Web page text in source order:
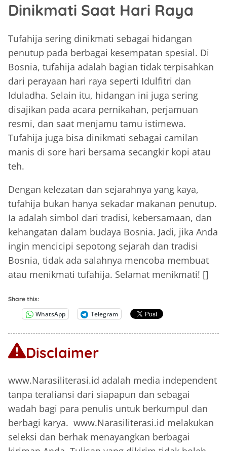
Dinikmati Saat Hari Raya
Tufahija sering dinikmati sebagai hidangan
penutup pada berbagai kesempatan spesial. Di
Bosnia, tufahija adalah bagian tidak terpisahkan
dari perayaan hari raya seperti Idulfitri dan
Iduladha. Selain itu, hidangan ini juga sering
disajikan pada acara pernikahan, perjamuan
resmi, dan saat menjamu tamu istimewa.
Tufahija juga bisa dinikmati sebagai camilan
manis di sore hari bersama secangkir kopi atau
teh.
Dengan kelezatan dan sejarahnya yang kaya,
tufahija bukan hanya sekadar makanan penutup.
Ia adalah simbol dari tradisi, kebersamaan, dan
kehangatan dalam budaya Bosnia. Jadi, jika Anda
ingin mencicipi sepotong sejarah dan tradisi
Bosnia, tidak ada salahnya mencoba membuat
atau menikmati tufahija. Selamat menikmati! []
Share this:
WhatsApp Telegram
Disclaimer
www.Narasiliterasi.id adalah media independent
tanpa teraliansi dari siapapun dan sebagai
wadah bagi para penulis untuk berkumpul dan
berbagi karya. www.Narasiliterasi.id melakukan
seleksi dan berhak menayangkan berbagai